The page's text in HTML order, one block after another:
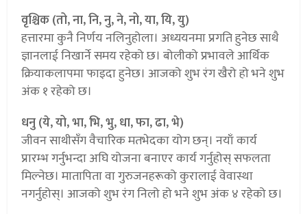
वृश्चिक (तो, ना, नि, नु, ने, नो, या, यि, यु)
हत्तारमा कुनै निर्णय नलिनुहोला। अध्ययनमा प्रगति हुनेछ साथै
ज्ञानलाई निखार्ने समय रहेको छ। बोलीको प्रभावले आर्थिक
क्रियाकलापमा फाइदा हुनेछ। आजको शुभ रंग खैरो हो भने शुभ
अंक १ रहेको छ।
धनु (ये, यो, भा, भि, भु, धा, फा, ढा, भे)
जीवन साथीसँग वैचारिक मतभेदका योग छन्। नयाँ कार्य
प्रारम्भ गर्नुभन्दा अघि योजना बनाएर कार्य गर्नुहोस् सफलता
मिल्नेछ। मातापिता वा गुरुजनहरूको कुरालाई वेवास्था
नगर्नुहोस्। आजको शुभ रंग निलो हो भने शुभ अंक ४ रहेको छ।